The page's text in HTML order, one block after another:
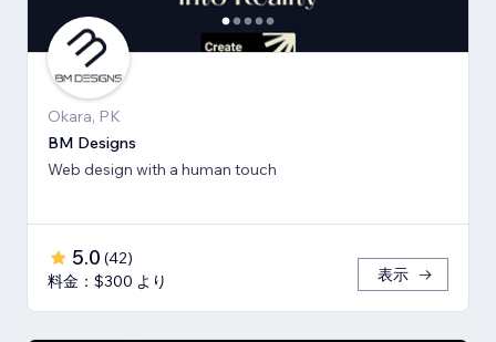
Okara, PK
BM Designs
Web design with a human touch
5.0 (42)
料金：$300 より
表示